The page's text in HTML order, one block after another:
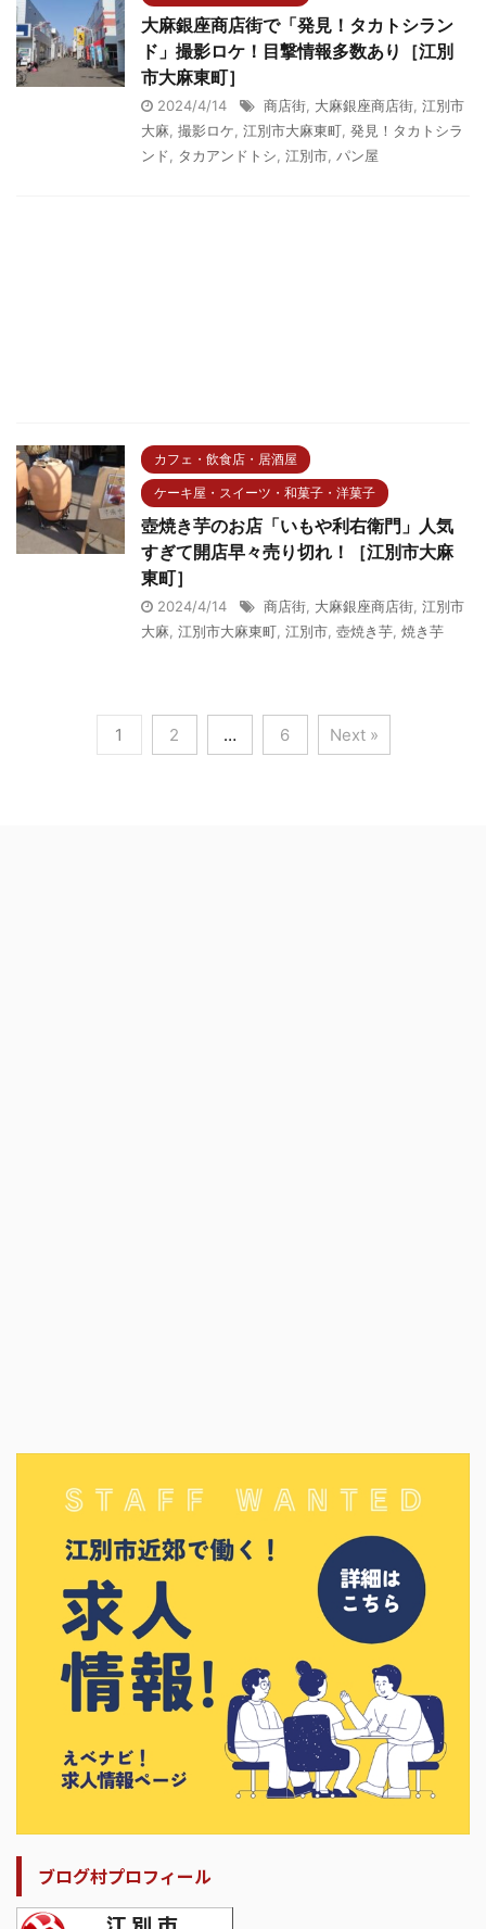
大麻銀座商店街で「発見！タカトシラン
ド」撮影ロケ！目撃情報多数あり［江別
市大麻東町］
2024/4/14 商店街, 大麻銀座商店街, 江別市
大麻, 撮影ロケ, 江別市大麻東町, 発見！タカトシラ
ンド, タカアンドトシ, 江別市, パン屋
カフェ・飲食店・居酒屋
ケーキ屋・スイーツ・和菓子・洋菓子
壺焼き芋のお店「いもや利右衛門」人気
すぎて開店早々売り切れ！［江別市大麻
東町］
2024/4/14 商店街, 大麻銀座商店街, 江別市
大麻, 江別市大麻東町, 江別市, 壺焼き芋, 焼き芋
1 2 … 6 Next »
ブログ村プロフィール